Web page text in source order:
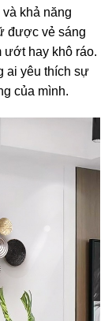
khả năng
được vẻ sáng
ướt hay khô ráo.
ai yêu thích sự
của mình.